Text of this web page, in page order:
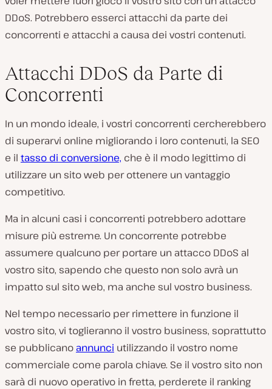
DDoS. Potrebbero esserci attacchi da parte dei
concorrenti e attacchi a causa dei vostri contenuti.
Attacchi DDoS da Parte di
Concorrenti
In un mondo ideale, i vostri concorrenti cercherebbero
di superarvi online migliorando i loro contenuti, la SEO
e il tasso di conversione, che è il modo legittimo di
utilizzare un sito web per ottenere un vantaggio
competitivo.
Ma in alcuni casi i concorrenti potrebbero adottare
misure più estreme. Un concorrente potrebbe
assumere qualcuno per portare un attacco DDoS al
vostro sito, sapendo che questo non solo avrà un
impatto sul sito web, ma anche sul vostro business.
Nel tempo necessario per rimettere in funzione il
vostro sito, vi toglieranno il vostro business, soprattutto
se pubblicano annunci utilizzando il vostro nome
commerciale come parola chiave. Se il vostro sito non
sarà di nuovo operativo in fretta, perderete il ranking